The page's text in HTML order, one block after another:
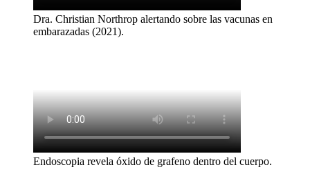
Dra. Christian Northrop alertando sobre las vacunas en
embarazadas (2021).
Endoscopia revela óxido de grafeno dentro del cuerpo.